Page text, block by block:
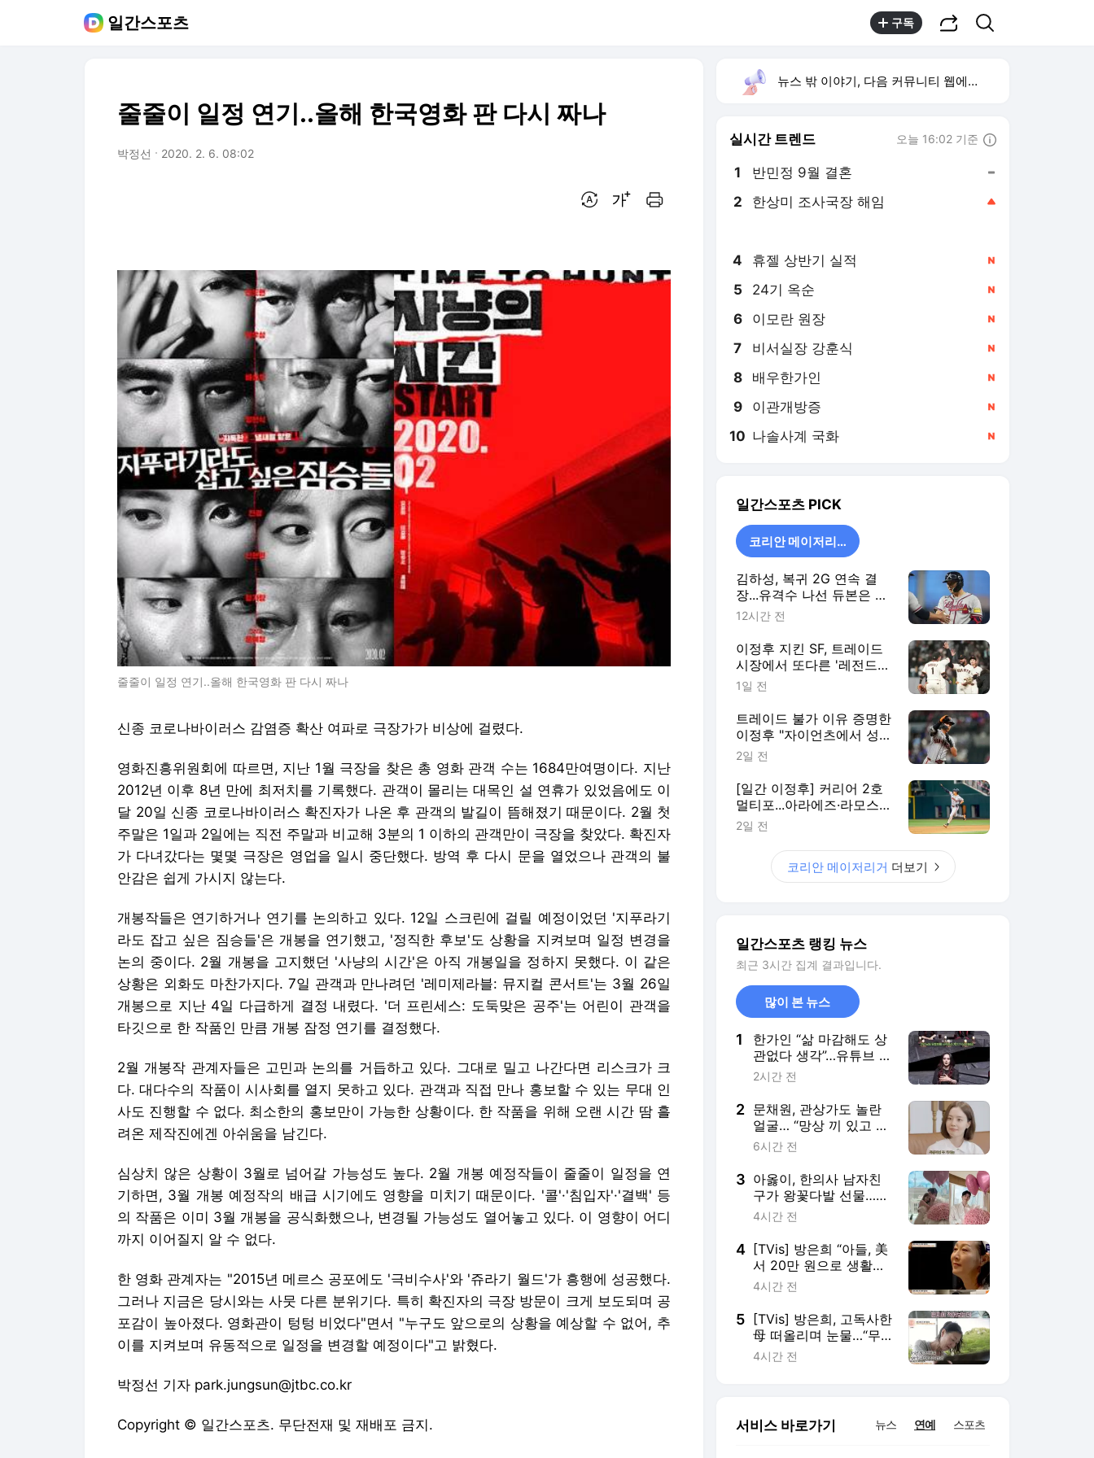
일간스포츠 구독
줄줄이 일정 연기..올해 한국영화 판 다시 짜나
박정선 2020. 2. 6. 08:02
줄줄이 일정 연기..올해 한국영화 판 다시 짜나
신종 코로나바이러스 감염증 확산 여파로 극장가가 비상에 걸렸다.
영화진흥위원회에 따르면, 지난 1월 극장을 찾은 총 영화 관객 수는 1684만여명이다. 지난
2012년 이후 8년 만에 최저치를 기록했다. 관객이 몰리는 대목인 설 연휴가 있었음에도 이
달 20일 신종 코로나바이러스 확진자가 나온 후 관객의 발길이 뜸해졌기 때문이다. 2월 첫
주말은 1일과 2일에는 직전 주말과 비교해 3분의 1 이하의 관객만이 극장을 찾았다. 확진자
가 다녀갔다는 몇몇 극장은 영업을 일시 중단했다. 방역 후 다시 문을 열었으나 관객의 불
안감은 쉽게 가시지 않는다.
개봉작들은 연기하거나 연기를 논의하고 있다. 12일 스크린에 걸릴 예정이었던 '지푸라기
라도 잡고 싶은 짐승들'은 개봉을 연기했고, '정직한 후보'도 상황을 지켜보며 일정 변경을
논의 중이다. 2월 개봉을 고지했던 '사냥의 시간'은 아직 개봉일을 정하지 못했다. 이 같은
상황은 외화도 마찬가지다. 7일 관객과 만나려던 '레미제라블: 뮤지컬 콘서트'는 3월 26일
개봉으로 지난 4일 다급하게 결정 내렸다. '더 프린세스: 도둑맞은 공주'는 어린이 관객을
타깃으로 한 작품인 만큼 개봉 잠정 연기를 결정했다.
2월 개봉작 관계자들은 고민과 논의를 거듭하고 있다. 그대로 밀고 나간다면 리스크가 크
다. 대다수의 작품이 시사회를 열지 못하고 있다. 관객과 직접 만나 홍보할 수 있는 무대 인
사도 진행할 수 없다. 최소한의 홍보만이 가능한 상황이다. 한 작품을 위해 오랜 시간 땀 흘
려온 제작진에겐 아쉬움을 남긴다.
심상치 않은 상황이 3월로 넘어갈 가능성도 높다. 2월 개봉 예정작들이 줄줄이 일정을 연
기하면, 3월 개봉 예정작의 배급 시기에도 영향을 미치기 때문이다. '콜'·'침입자'·'결백' 등
의 작품은 이미 3월 개봉을 공식화했으나, 변경될 가능성도 열어놓고 있다. 이 영향이 어디
까지 이어질지 알 수 없다.
한 영화 관계자는 "2015년 메르스 공포에도 '극비수사'와 '쥬라기 월드'가 흥행에 성공했다.
그러나 지금은 당시와는 사뭇 다른 분위기다. 특히 확진자의 극장 방문이 크게 보도되며 공
포감이 높아졌다. 영화관이 텅텅 비었다"면서 "누구도 앞으로의 상황을 예상할 수 없어, 추
이를 지켜보며 유동적으로 일정을 변경할 예정이다"고 밝혔다.
박정선 기자 park.jungsun@jtbc.co.kr
Copyright © 일간스포츠. 무단전재 및 재배포 금지.
뉴스 밖 이야기, 다음 커뮤니티 웹에서 보기
실시간 트렌드 오늘 16:02 기준
1 반민정 9월 결혼
2 한상미 조사국장 해임
4 휴젤 상반기 실적
5 24기 옥순
6 이모란 원장
7 비서실장 강훈식
8 배우한가인
9 이관개방증
10 나솔사계 국화
일간스포츠 PICK
코리안 메이저리거
김하성, 복귀 2G 연속 결
장...유격수 나선 듀본은 2
안타·ATL 6연승
12시간 전
이정후 지킨 SF, 트레이드
시장에서 또다른 '레전드
주니어' 품었다
1일 전
트레이드 불가 이유 증명한
이정후 "자이언츠에서 성공
하고 싶다"
2일 전
[일간 이정후] 커리어 2호
멀티포...아라에즈·라모스
떠난 날, SF 공격 주도
2일 전
코리안 메이저리거 더보기
일간스포츠 랭킹 뉴스
최근 3시간 집계 결과입니다.
많이 본 뉴스
1
한가인 “삶 마감해도 상
관없다 생각”…유튜브 시
작 이유
2시간 전
2 문채원, 관상가도 놀란
얼굴… “망상 끼 있고 욕
망 커”
6시간 전
3 아옳이, 한의사 남자친
구가 왕꽃다발 선물…
“프로포즈는 아냐” [IS하
4시간 전
4 [TVis] 방은희 “아들, 美
서 20만 원으로 생활…
자투리 고기 먹는다고”
4시간 전
5
[TVis] 방은희, 고독사한
母 떠올리며 눈물…“무
심한 딸 용서해 달라”
4시간 전
서비스 바로가기 뉴스 연예 스포츠